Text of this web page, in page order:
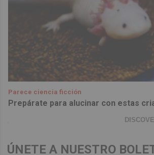
Parece ciencia ficción
Prepárate para alucinar con estas
ÚNETE A NUESTRO